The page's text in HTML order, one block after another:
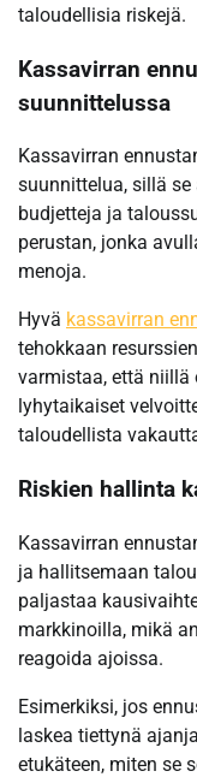
taloudellisia riskejä.
Kassavirran
suunnittelussa
Kassavirran
suunnittelua, sillä
budjetteja ja
perustan, jonka
menoja.
Hyvä kassavirran
tehokkaan
varmistaa, että
lyhytaikaiset
taloudellista
Riskien hallinta
Kassavirran
ja hallitsemaan
paljastaa
markkinoilla, mikä
reagoida ajoissa.
Esimerkiksi, jos
laskea tiettynä
etukäteen, miten se